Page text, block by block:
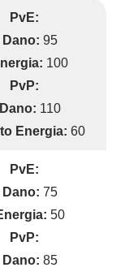
PvE:
Dano: 95
100
PvP:
110
Energia: 60
PvE:
Dano: 75
50
PvP:
Dano: 85